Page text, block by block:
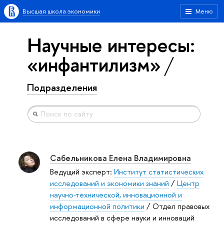
Меню
Высшая школа экономики
Научные интересы:
«инфантилизм»
Подразделения
Сабельникова Елена Владимировна
Ведущий эксперт: Институт статистических
исследований и экономики знаний /Центр
научно-технической, инновационной и
информационной политики / Отдел правовых
исследований в сфере науки и инноваций